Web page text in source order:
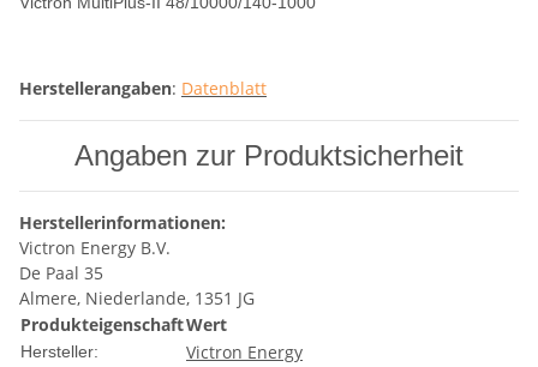
Herstellerangaben: Datenblatt
Angaben zur Produktsicherheit
Herstellerinformationen:
Victron Energy B.V.
De Paal 35
Almere, Niederlande, 1351 JG
ProdukteigenschaftWert
Hersteller: Victron Energy